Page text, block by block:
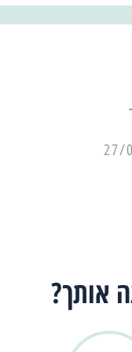
אותך?